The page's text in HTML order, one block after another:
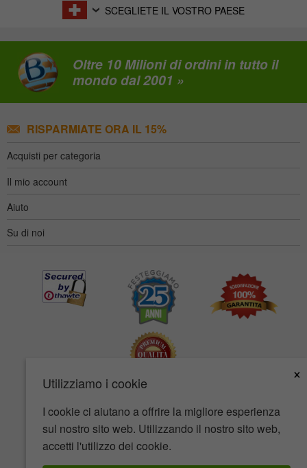
Utilizziamo i cookie
×
I cookie ci aiutano a offrire la migliore esperienza
sul nostro sito web. Utilizzando il nostro sito web,
accetti l'utilizzo dei cookie.
SCEGLIETE IL VOSTRO PAESE
Oltre 10 Milioni di ordini in tutto il
mondo dal 2001 »
RISPARMIATE ORA IL 15%
Acquisti per categoria
Il mio account
Aiuto
Su di noi
Accessibilità Termini d'uso Tutela della privacy